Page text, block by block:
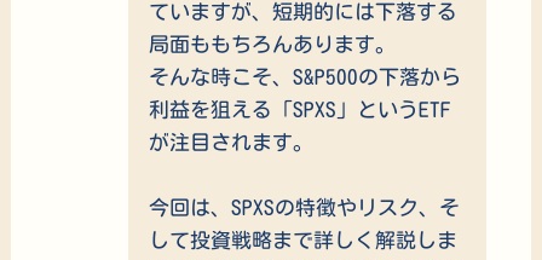
ていますが、短期的には下落する
局面ももちろんあります。
そんな時こそ、S&P500の下落から
利益を狙える「SPXS」というETF
が注目されます。
今回は、SPXSの特徴やリスク、そ
して投資戦略まで詳しく解説しま